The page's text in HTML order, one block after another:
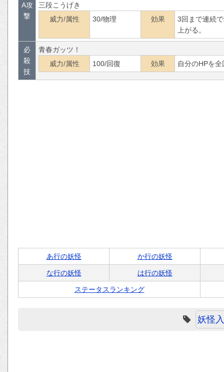
A攻
撃
三段こうげき
威力/属性
30/物理 効果
3回まで連続
上がる。
必
殺
技
青春ガッツ！
威力/属性
100/回復 効果 自分のHPを
あ行の妖怪 か行の妖怪
な行の妖怪 は行の妖怪
ステータスランキング
妖怪